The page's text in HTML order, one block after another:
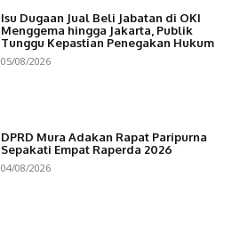
Isu Dugaan Jual Beli Jabatan di OKI
Menggema hingga Jakarta, Publik
Tunggu Kepastian Penegakan Hukum
05/08/2026
DPRD Mura Adakan Rapat Paripurna
Sepakati Empat Raperda 2026
04/08/2026